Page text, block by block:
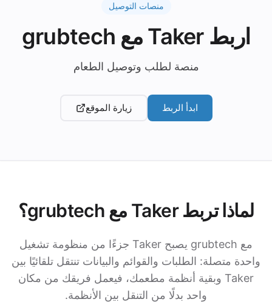
منصات التوصيل
اربط Taker مع grubtech
منصة لطلب وتوصيل الطعام
ابدأ الربط زيارة الموقع
لماذا تربط Taker مع grubtech؟
مع grubtech يصبح Taker جزءًا من منظومة تشغيل
واحدة متصلة: الطلبات والقوائم والبيانات تنتقل تلقائيًا بين
Taker وبقية أنظمة مطعمك، فيعمل فريقك من مكان
واحد بدلًا من التنقل بين الأنظمة.